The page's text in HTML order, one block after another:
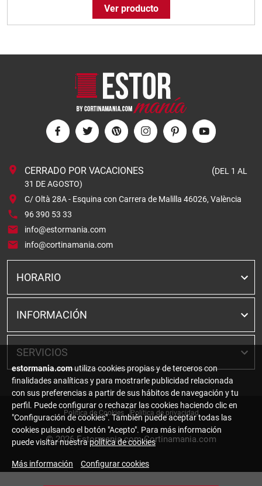
Ver producto
CERRADO POR VACACIONES (DEL 1 AL
31 DE AGOSTO)
C/ Oltà 28A - Esquina con Carrera de Malilla 46026, València
96 390 53 33
info@estormania.com
info@cortinamania.com
HORARIO
INFORMACIÓN
SERVICIOS
© 2026Estormania.com Cortinamania.com
Política de Cookies Política de privacidad
estormania.comutiliza cookies propias y de terceros con
finalidades analíticas y para mostrarle publicidad relacionada
con sus preferencias a partir de sus hábitos de navegación y tu
perfil. Puede configurar o rechazar las cookies haciendo clic en
"Configuración de cookies". También puede aceptar todas las
cookies pulsando el botón "Acepto". Para más información
puede visitar nuestrapolítica de cookies
Más información Configurar cookies